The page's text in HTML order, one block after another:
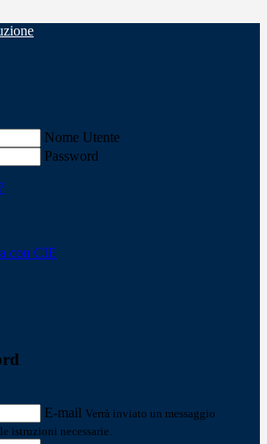
Nome Utente
Password
con CIE
E-mail Verrà inviato un messaggio
istruzioni necessarie.